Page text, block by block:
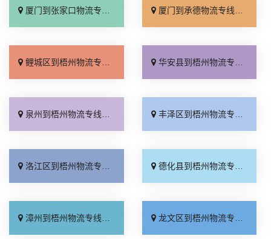
厦门到张家口物流专线_专线快运「运价查询」 厦门到承德物流专线_专线快运「零担配货」
鲤城区到梧州物流专线_运保时效「来电咨询」 华安县到梧州物流专线_合理收费「直达不中转」
泉州到梧州物流专线_专业可靠「直发全境」 丰泽区到梧州物流专线_价位合理「定点发车」
洛江区到梧州物流专线_直达往返「直达特快专线」 德化县到梧州物流专线_专业可靠「诚信为先」
漳州到梧州物流专线_专线查询「怎么收费」 龙文区到梧州物流专线_放心物流「多久能到」